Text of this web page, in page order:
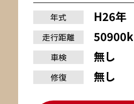
年式 H26年
走行距離
車検 無し
修復 無し